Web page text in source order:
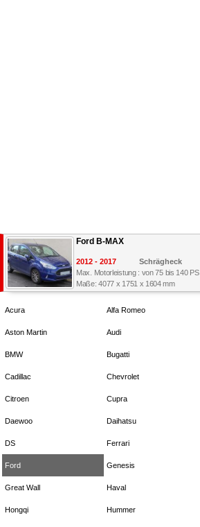
Ford B-MAX
2012 - 2017
Schrägheck
Max. Motorleistung : von 75 bis 140 PS
Maße: 4077 x 1751 x 1604 mm
Acura Alfa Romeo
Aston Martin Audi
BMW Bugatti
Cadillac Chevrolet
Citroen Cupra
Daewoo Daihatsu
DS Ferrari
Ford Genesis
Great Wall Haval
Hongqi Hummer